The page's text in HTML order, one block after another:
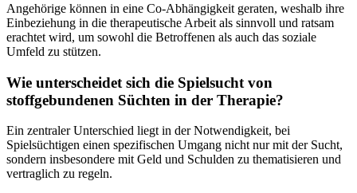
Angehörige können in eine Co-Abhängigkeit geraten, weshalb ihre
Einbeziehung in die therapeutische Arbeit als sinnvoll und ratsam
erachtet wird, um sowohl die Betroffenen als auch das soziale
Umfeld zu stützen.
Wie unterscheidet sich die Spielsucht von
stoffgebundenen Süchten in der Therapie?
Ein zentraler Unterschied liegt in der Notwendigkeit, bei
Spielsüchtigen einen spezifischen Umgang nicht nur mit der Sucht,
sondern insbesondere mit Geld und Schulden zu thematisieren und
vertraglich zu regeln.